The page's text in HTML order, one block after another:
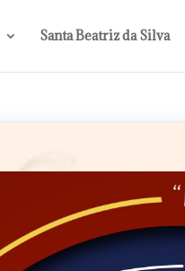
Santa Beatriz da Silva